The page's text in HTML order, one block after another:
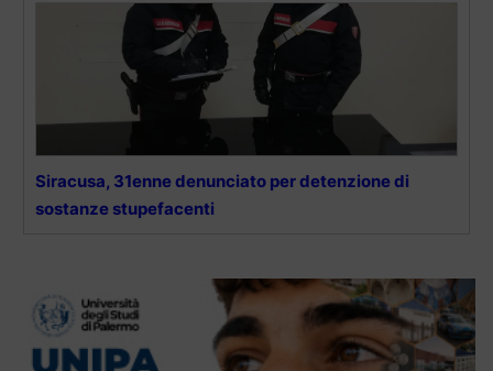
Siracusa, 31enne denunciato per detenzione di
sostanze stupefacenti